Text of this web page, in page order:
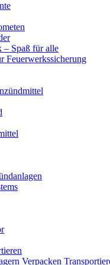
– Spaß für alle
Feuerwerkssicherung
Verpacken